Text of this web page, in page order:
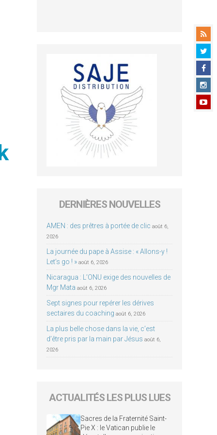
DERNIÈRES NOUVELLES
AMEN : des prêtres à portée de clic août 6,
2026
La journée du pape à Assise : « Allons-y !
Let’s go ! » août 6, 2026
Nicaragua : L’ONU exige des nouvelles de
Mgr Mata août 6, 2026
Sept signes pour repérer les dérives
sectaires du coaching août 6, 2026
La plus belle chose dans la vie, c’est
d’être pris par la main par Jésus août 6,
2026
ACTUALITÉS LES PLUS LUES
Sacres de la Fraternité Saint-
Pie X : le Vatican publie le